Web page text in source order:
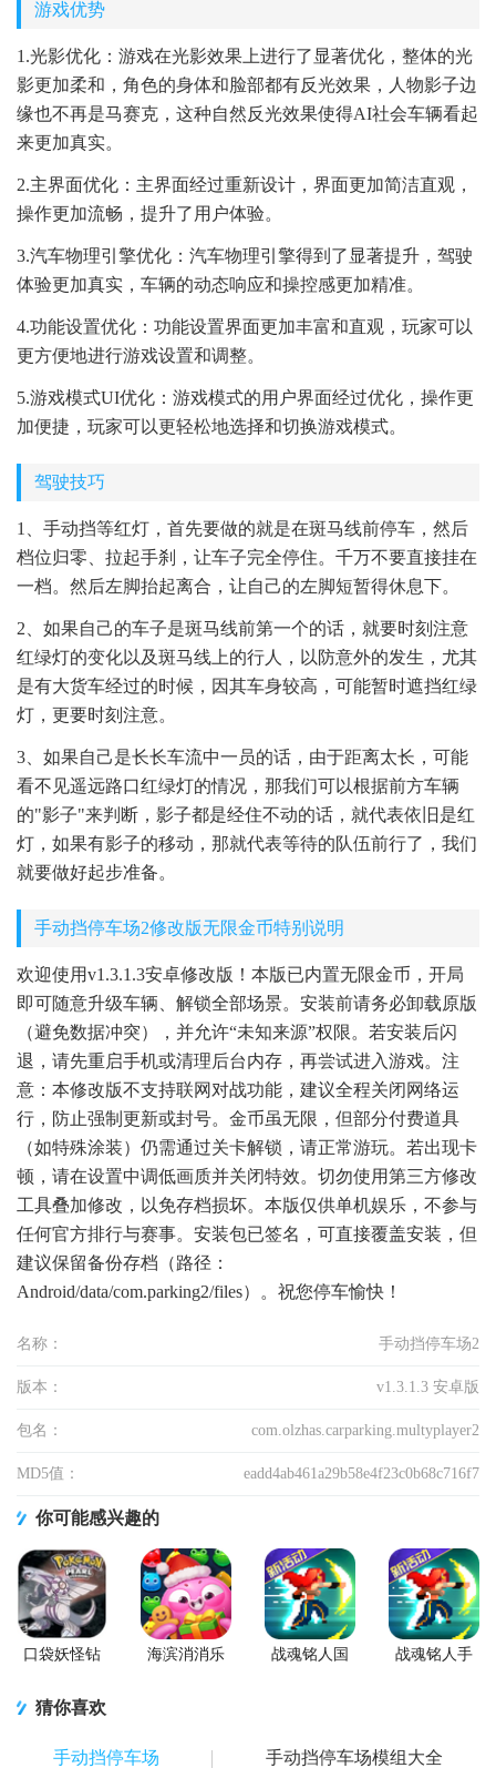
游戏优势
1.光影优化：游戏在光影效果上进行了显著优化，整体的光
影更加柔和，角色的身体和脸部都有反光效果，人物影子边
缘也不再是马赛克，这种自然反光效果使得AI社会车辆看起
来更加真实。
2.主界面优化：主界面经过重新设计，界面更加简洁直观，
操作更加流畅，提升了用户体验。
3.汽车物理引擎优化：汽车物理引擎得到了显著提升，驾驶
体验更加真实，车辆的动态响应和操控感更加精准。
4.功能设置优化：功能设置界面更加丰富和直观，玩家可以
更方便地进行游戏设置和调整。
5.游戏模式UI优化：游戏模式的用户界面经过优化，操作更
加便捷，玩家可以更轻松地选择和切换游戏模式。
驾驶技巧
1、手动挡等红灯，首先要做的就是在斑马线前停车，然后
档位归零、拉起手刹，让车子完全停住。千万不要直接挂在
一档。然后左脚抬起离合，让自己的左脚短暂得休息下。
2、如果自己的车子是斑马线前第一个的话，就要时刻注意
红绿灯的变化以及斑马线上的行人，以防意外的发生，尤其
是有大货车经过的时候，因其车身较高，可能暂时遮挡红绿
灯，更要时刻注意。
3、如果自己是长长车流中一员的话，由于距离太长，可能
看不见遥远路口红绿灯的情况，那我们可以根据前方车辆
的"影子"来判断，影子都是经住不动的话，就代表依旧是红
灯，如果有影子的移动，那就代表等待的队伍前行了，我们
就要做好起步准备。
手动挡停车场2修改版无限金币特别说明
欢迎使用v1.3.1.3安卓修改版！本版已内置无限金币，开局
即可随意升级车辆、解锁全部场景。安装前请务必卸载原版
（避免数据冲突），并允许“未知来源”权限。若安装后闪
退，请先重启手机或清理后台内存，再尝试进入游戏。注
意：本修改版不支持联网对战功能，建议全程关闭网络运
行，防止强制更新或封号。金币虽无限，但部分付费道具
（如特殊涂装）仍需通过关卡解锁，请正常游玩。若出现卡
顿，请在设置中调低画质并关闭特效。切勿使用第三方修改
工具叠加修改，以免存档损坏。本版仅供单机娱乐，不参与
任何官方排行与赛事。安装包已签名，可直接覆盖安装，但
建议保留备份存档（路径：
Android/data/com.parking2/files）。祝您停车愉快！
名称： 手动挡停车场2
版本： v1.3.1.3 安卓版
包名： com.olzhas.carparking.multyplayer2
MD5值： eadd4ab461a29b58e4f23c0b68c716f7
你可能感兴趣的
口袋妖怪钻
海滨消消乐
战魂铭人国
战魂铭人手
猜你喜欢
手动挡停车场 手动挡停车场模组大全